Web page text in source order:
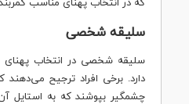
سلیقه شخصی
سلیقه شخصی در انتخاب
دارد. برخی افراد ترجیح می‌دهند
چشمگیر بپوشند که به استایل